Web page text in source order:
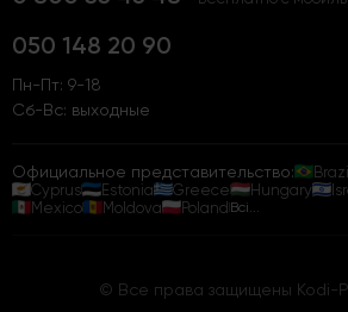
050 148 20 90
Пн-Пт: 9-18
Сб-Вс: выходные
Официальное представительство:
Cyprus
Estonia Greece Hungary
Mexico
Moldova Poland Всі...
© Все права защищены Kodi-